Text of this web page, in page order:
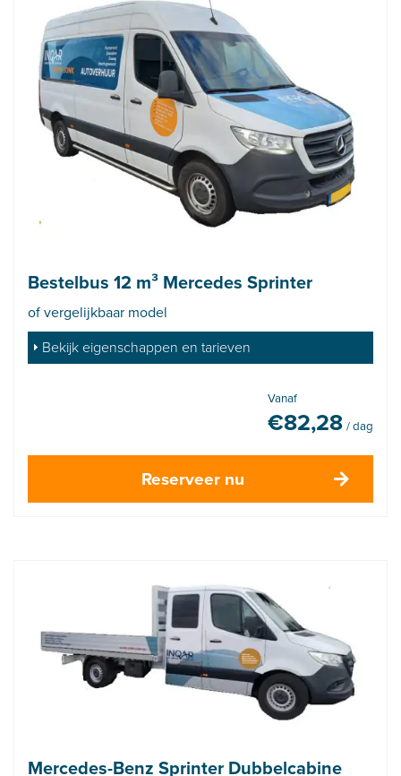
Bestelbus 12 m³ Mercedes Sprinter
of vergelijkbaar model
Bekijk eigenschappen en tarieven
Vanaf
€82,28 / dag
Reserveer nu
Mercedes-Benz Sprinter Dubbelcabine